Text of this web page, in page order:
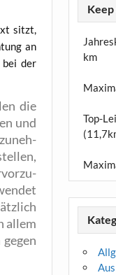
sitzt,
an
bei der
die
und
allem
km
Top-